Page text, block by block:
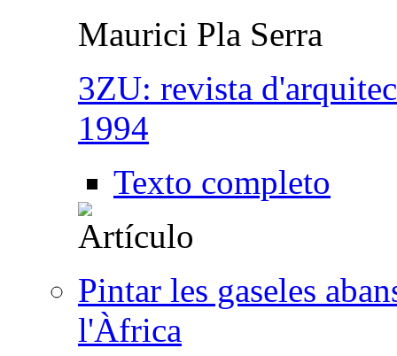
Maurici Pla Serra
3ZU: revista
1994
Texto completo
Pintar les gaseles
l'Àfrica